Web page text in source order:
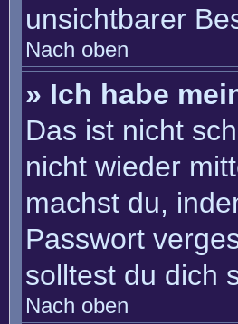
unsichtbarer
Nach oben
» Ich habe
Das ist nicht
nicht wieder
machst du,
Passwort
solltest du dich
Nach oben